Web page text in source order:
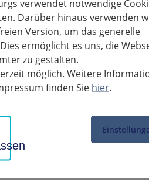
40. Geburtstag am heutigen
Chef der Kreisverwaltung: „Seit
Sie sich im
sind und weiterhin Ihre
Einsatz zum Wohle des
schönes Fest im Kreise Ihrer
verwendet notwendige
Darüber hinaus verwenden
Version, um das generelle
ermöglicht es uns, die
zu gestalten.
möglich. Weitere
finden Sie hier.